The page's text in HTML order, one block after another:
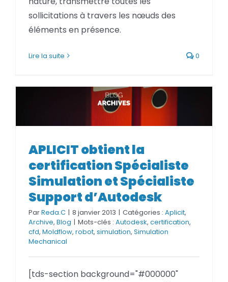
sollicitations à travers les nœuds des
éléments en présence.
Lire la suite 0
Spécialiste Simulation et
Spécialiste Support d’Autodesk
APLICIT obtient la
certification Spécialiste
Simulation et Spécialiste
Support d’Autodesk
ParReda.C | 8 janvier 2013 | Catégories : Aplicit,
Archive, Blog | Mots-clés : Autodesk, certification,
cfd, Moldflow, robot, simulation, Simulation
Mechanical
[tds-section background="#000000"